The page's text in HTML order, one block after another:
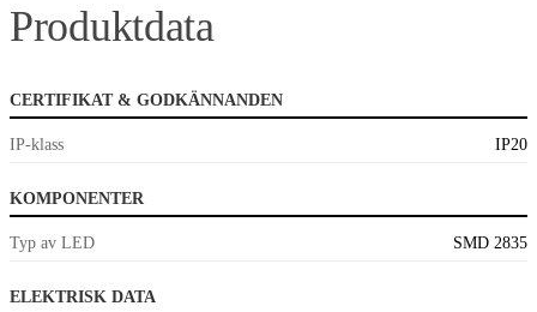
Produktdata
CERTIFIKAT & GODKÄNNANDEN
IP-klass IP20
KOMPONENTER
Typ av LED SMD 2835
ELEKTRISK DATA